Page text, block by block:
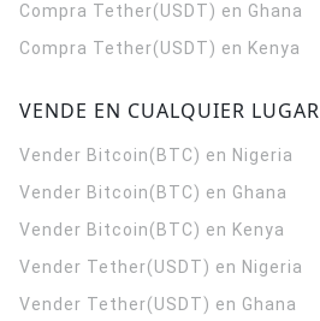
Compra Tether(USDT) en Ghana
Compra Tether(USDT) en Kenya
VENDE EN CUALQUIER LUGAR
Vender Bitcoin(BTC) en Nigeria
Vender Bitcoin(BTC) en Ghana
Vender Bitcoin(BTC) en Kenya
Vender Tether(USDT) en Nigeria
Vender Tether(USDT) en Ghana